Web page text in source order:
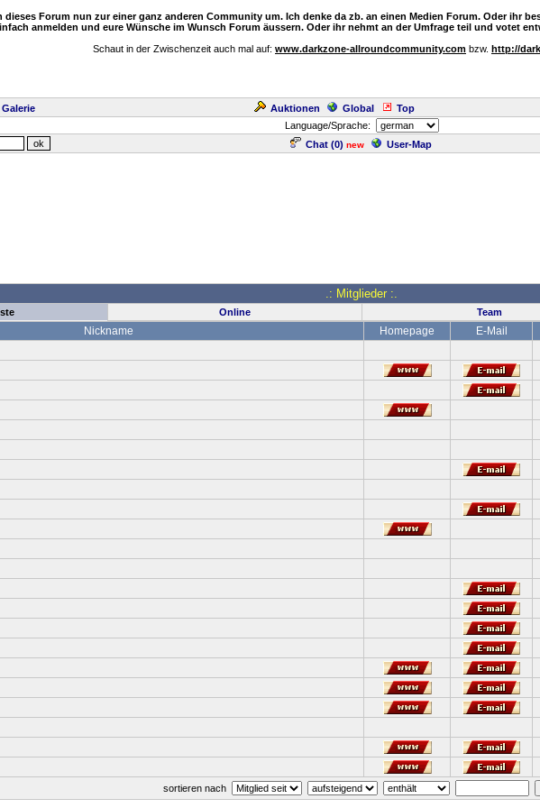
dieses Forum nun zur einer ganz anderen Community um. Ich denke da zb. an einen Medien Forum. Oder ihr
anmelden und eure Wünsche im Wunsch Forum äussern. Oder ihr nehmt an der Umfrage teil und votet
Schaut in der Zwischenzeit auch mal auf: www.darkzone-allroundcommunity.com bzw. http://
Galerie Auktionen Global Top
Language/Sprache:
Chat (0) new User-Map
.: Mitglieder :.
Online Team
Nickname Homepage E-Mail
sortieren nach